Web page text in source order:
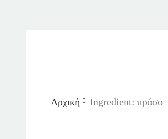
Αρχική Ingredient: πράσο